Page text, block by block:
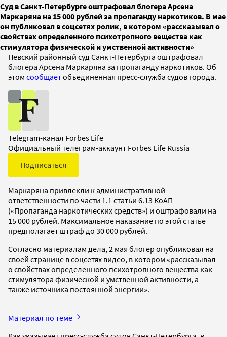
Суд в Санкт-Петербурге оштрафовал блогера Арсена
Маркаряна на 15 000 рублей за пропаганду наркотиков. В мае
он публиковал в соцсетях ролик, в котором «рассказывал о
свойствах определенного психотропного вещества как
стимулятора физической и умственной активности»
Невский районный суд Санкт-Петербурга оштрафовал
блогера Арсена Маркаряна за пропаганду наркотиков. Об
этом сообщаетобъединенная пресс-служба судов города.
Telegram-канал Forbes Life
Официальный телеграм-аккаунт Forbes Life Russia
Подписаться
Маркаряна привлекли к административной
ответственности по части 1.1 статьи 6.13 КоАП
(«Пропаганда наркотических средств») и оштрафовали на
15 000 рублей. Максимальное наказание по этой статье
предполагает штраф до 30 000 рублей.
Согласно материалам дела, 2 мая блогер опубликовал на
своей странице в соцсетях видео, в котором «рассказывал
о свойствах определенного психотропного вещества как
стимулятора физической и умственной активности, а
также источника постоянной энергии».
Материал по теме